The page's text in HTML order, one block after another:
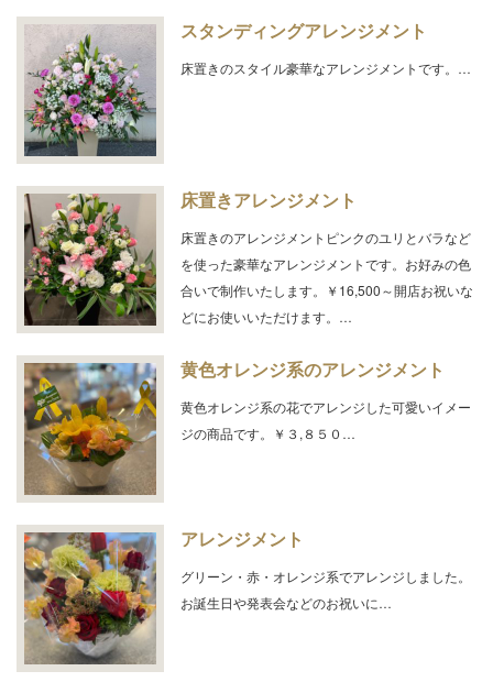
スタンディングアレンジメント
床置きのスタイル豪華なアレンジメントです。…
床置きアレンジメント
床置きのアレンジメントピンクのユリとバラなど
を使った豪華なアレンジメントです。お好みの色
合いで制作いたします。￥16,500～開店お祝いな
どにお使いいただけます。…
黄色オレンジ系のアレンジメント
黄色オレンジ系の花でアレンジした可愛いイメー
ジの商品です。￥３,８５０…
アレンジメント
グリーン・赤・オレンジ系でアレンジしました。
お誕生日や発表会などのお祝いに…